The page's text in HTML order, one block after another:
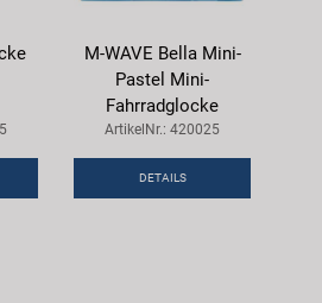
M-WAVE Bella Mini-
Pastel Mini-
Fahrradglocke
ArtikelNr.: 420025
DETAILS